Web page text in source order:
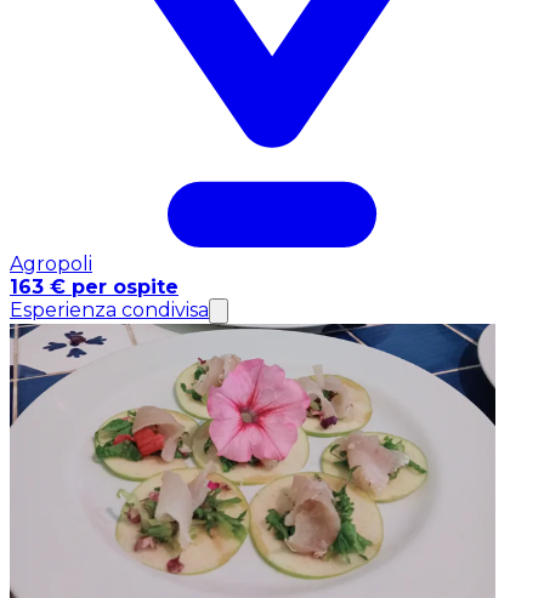
Agropoli
163 € per ospite
Esperienza condivisa